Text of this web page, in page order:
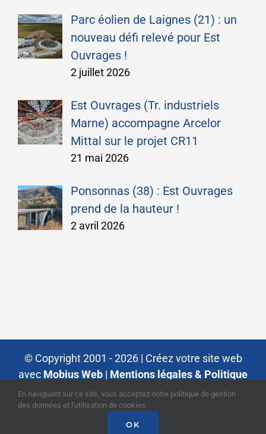
Parc éolien de Laignes (21) : un
nouveau défi relevé pour Est
Ouvrages !
2 juillet 2026
Est Ouvrages (Tr. industriels
Marne) accompagne Arcelor
Mittal sur le projet CR11
21 mai 2026
Ponsonnas (38) : Est Ouvrages
prend de la hauteur !
2 avril 2026
© Copyright 2001 -2026 | Créez votre site web
avec Mobius Web | Mentions légales & Politique
de Confidentialité| Tous droits réservés
Facebook
En naviguant sur ce site, vous acceptez notre politique de gestion
des données et l'utilisation de cookies.
OK